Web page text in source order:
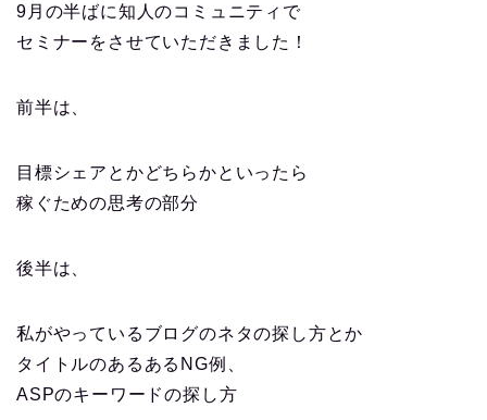
9月の半ばに知人のコミュニティで
セミナーをさせていただきました！
前半は、
目標シェアとかどちらかといったら
稼ぐための思考の部分
後半は、
私がやっているブログのネタの探し方とか
タイトルのあるあるNG例、
ASPのキーワードの探し方